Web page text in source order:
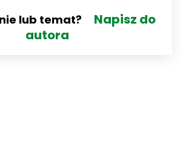
lub temat?
Napisz do
autora